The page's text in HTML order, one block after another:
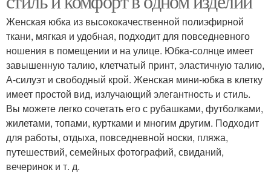
Женская юбка из высококачественной полиэфирной
ткани, мягкая и удобная, подходит для повседневного
ношения в помещении и на улице. Юбка-солнце имеет
завышенную талию, клетчатый принт, эластичную талию,
А-силуэт и свободный крой. Женская мини-юбка в клетку
имеет простой вид, излучающий элегантность и стиль.
Вы можете легко сочетать его с рубашками, футболками,
жилетами, топами, куртками и многим другим. Подходит
для работы, отдыха, повседневной носки, пляжа,
путешествий, семейных фотографий, свиданий,
вечеринок и т. д.